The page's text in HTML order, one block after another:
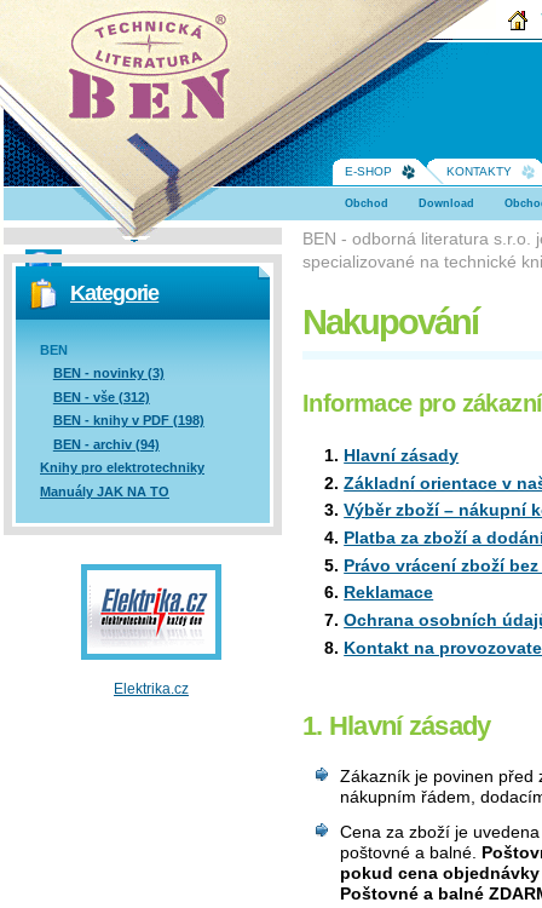
BEN -
technická
literatura
BEN - odborná literatura s.r.o.
specializované na technické
Nakupování
Informace pro
Hlavní zásady
Základní orientace v
Výběr zboží – nákupní
Platba za zboží a
Právo vrácení zboží
Reklamace
Ochrana osobních
Kontakt na
1. Hlavní zásady
Zákazník je povinen před
nákupním řádem,
Cena za zboží je
poštovné a balné.
pokud cena
Poštovné a balné
Vyhledávání
Kategorie
BEN
BEN - novinky (3)
BEN - vše (312)
BEN - knihy v PDF (198)
BEN - archiv (94)
Knihy pro elektrotechniky
Manuály JAK NA TO
Elektrika.cz
E-SHOP
Obchod Download
KONTAKTY